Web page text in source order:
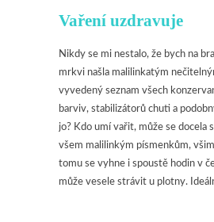
Vaření uzdravuje
Nikdy se mi nestalo, že bych na
mrkvi našla malilinkatým
vyvedený seznam všech
barviv, stabilizátorů chuti a
jo? Kdo umí vařit, může se docela
všem malilinkým písmenkům,
tomu se vyhne i spoustě hodin v
může vesele strávit u plotny.